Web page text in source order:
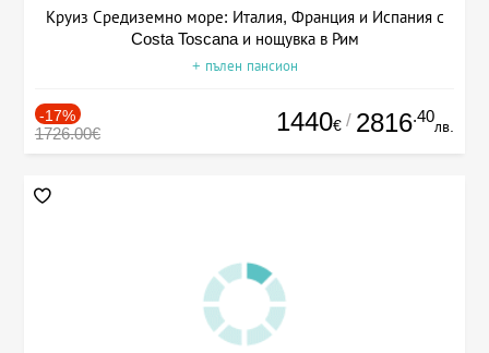
Круиз Средиземно море: Италия, Франция и Испания с
Costa Toscana и нощувка в Рим
+ пълен пансион
-17%
1726.00€ 1440€ / 2816.40
лв.